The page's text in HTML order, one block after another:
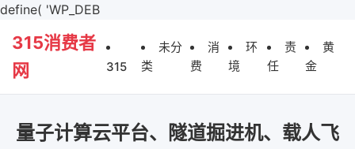
define( 'WP_DEB
315消费者
网
315
未分
类
消
费
环
境
责
任
黄
金
量子计算云平台、隧道掘进机、载人飞